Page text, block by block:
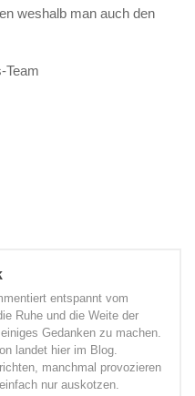
weshalb man auch den
Team
entspannt vom
Ruhe und die Weite der
Gedanken zu machen.
landet hier im Blog.
manchmal provozieren
nur auskotzen.